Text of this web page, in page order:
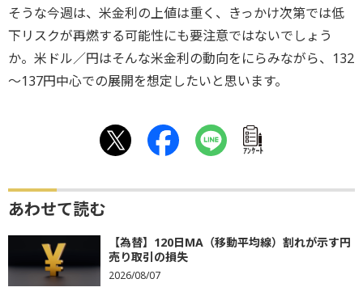
そうな今週は、米金利の上値は重く、きっかけ次第では低
下リスクが再燃する可能性にも要注意ではないでしょう
か。米ドル／円はそんな米金利の動向をにらみながら、132
～137円中心での展開を想定したいと思います。
ｱﾝｹｰﾄ
あわせて読む
【為替】120日MA（移動平均線）割れが示す円
売り取引の損失
2026/08/07